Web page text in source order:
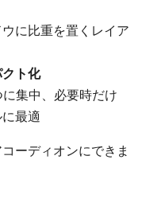
に比重を置くレイア
ト化
集中、必要時だけ
最適
ーディオンにできま